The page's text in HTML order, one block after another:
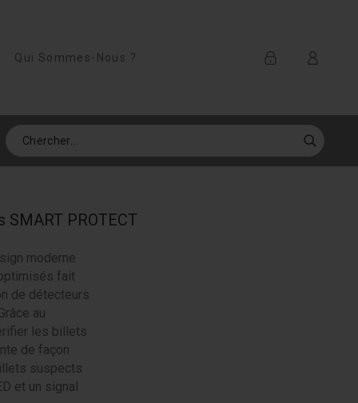
Qui Sommes-Nous ?
PROTECT
moderne
fait
de détecteurs
au
les billets
de façon
suspects
et un signal